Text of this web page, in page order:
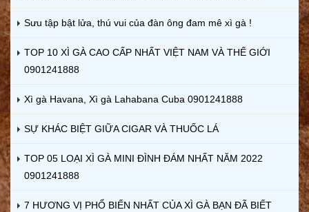
Sưu tập bật lửa, thú vui của đàn ông đam mê xì gà !
TOP 10 XÌ GÀ CAO CẤP NHẤT VIỆT NAM VÀ THẾ GIỚI
0901241888
Xì gà Havana, Xì gà Lahabana Cuba 0901241888
SỰ KHÁC BIỆT GIỮA CIGAR VÀ THUỐC LÁ
TOP 05 LOẠI XÌ GÀ MINI ĐÌNH ĐÁM NHẤT NĂM 2022
0901241888
7 HƯƠNG VỊ PHỔ BIẾN NHẤT CỦA XÌ GÀ BẠN ĐÃ BIẾT